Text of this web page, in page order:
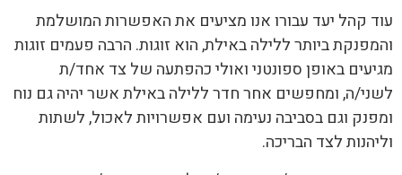
עוד קהל יעד עבורו אנו מציעים את האפשרות המושלמת
והמפנקת ביותר ללילה באילת, הוא זוגות. הרבה פעמים זוגות
מגיעים באופן ספונטני ואולי כהפתעה של צד אחד/ת
לשני/ה, ומחפשים אחר חדר ללילה באילת אשר יהיה גם נוח
ומפנק וגם בסביבה נעימה ועם אפשרויות לאכול, לשתות
וליהנות לצד הבריכה.